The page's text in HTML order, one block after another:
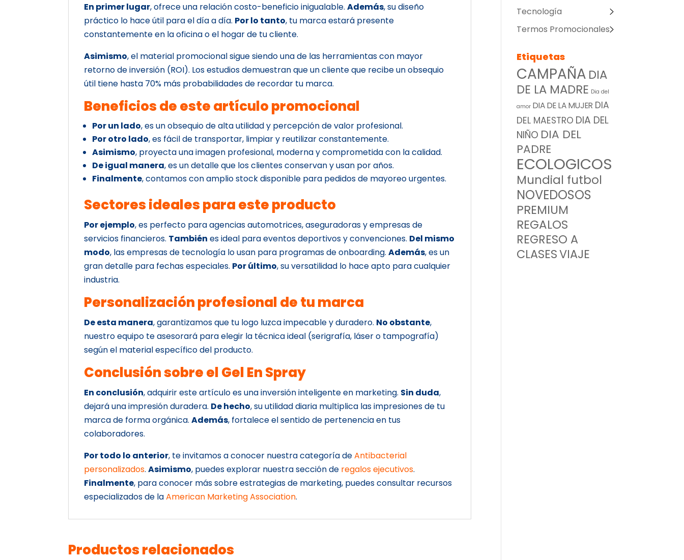
En primer lugar, ofrece una relación costo-beneficio inigualable.Además, su diseño
práctico lo hace útil para el día a día. Por lo tanto, tu marca estará presente
constantemente en la oficina o el hogar de tu cliente.
Asimismo, el material promocional sigue siendo una de las herramientas con mayor
retorno de inversión (ROI). Los estudios demuestran que un cliente que recibe un obsequio
útil tiene hasta 70% más probabilidades de recordar tu marca.
Beneficios de este artículo promocional
Por un lado, es un obsequio de alta utilidad y percepción de valor profesional.
Por otro lado, es fácil de transportar, limpiar y reutilizar constantemente.
Asimismo, proyecta una imagen profesional, moderna y comprometida con la calidad.
De igual manera, es un detalle que los clientes conservan y usan por años.
Finalmente, contamos con amplio stock disponible para pedidos de mayoreo urgentes.
Sectores ideales para este producto
Por ejemplo, es perfecto para agencias automotrices, aseguradoras y empresas de
servicios financieros. También es ideal para eventos deportivos y convenciones. Del mismo
modo, las empresas de tecnología lo usan para programas de onboarding.Además, es un
gran detalle para fechas especiales. Por último, su versatilidad lo hace apto para cualquier
industria.
Personalización profesional de tu marca
De esta manera, garantizamos que tu logo luzca impecable y duradero. No obstante,
nuestro equipo te asesorará para elegir la técnica ideal (serigrafía, láser o tampografía)
según el material específico del producto.
Conclusión sobre el Gel En Spray
En conclusión, adquirir este artículo es una inversión inteligente en marketing. Sin duda,
dejará una impresión duradera. De hecho, su utilidad diaria multiplica las impresiones de tu
marca de forma orgánica.Además, fortalece el sentido de pertenencia en tus
colaboradores.
Por todo lo anterior, te invitamos a conocer nuestra categoría deAntibacterial
personalizados.Asimismo, puedes explorar nuestra sección de regalos ejecutivos.
Finalmente, para conocer más sobre estrategias de marketing, puedes consultar recursos
especializados de laAmerican Marketing Association.
Productos relacionados
Tecnología
Termos Promocionales
Etiquetas
CAMPAÑA DIA
DE LA MADRE Dia del
amor DIA DE LA MUJER DIA
DEL MAESTRO DIA DEL
NIÑO DIA DEL
PADRE
ECOLOGICOS
Mundial futbol
NOVEDOSOS
PREMIUM
REGALOS
REGRESO A
CLASESVIAJE